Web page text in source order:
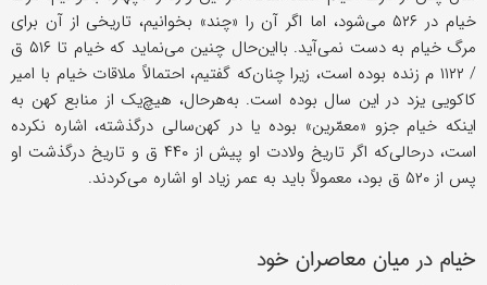
خیام در ۵۲۶ می‌شود، اما اگر آن را «چند» بخوانیم، تاریخی از آن برای
مرگ خیام به دست نمی‌آید. بااین‌حال چنین می‌نماید که خیام تا ۵۱۶ ق
/ ۱۱۲۲ م زنده بوده است، زیرا چنان‌که گفتیم، احتمالاً ملاقات خیام با امیر
کاکویی یزد در این سال بوده است. به‌هرحال، هیچ‌یک از منابع کهن به
اینکه خیام جزو «معمّرین» بوده یا در کهن‌سالی درگذشته، اشاره نکرده
است، درحالی‌که اگر تاریخ ولادت او پیش از ۴۴۰ ق و تاریخ درگذشت او
پس از ۵۲۰ ق بود، معمولاً باید به عمر زیاد او اشاره می‌کردند.
خیام در میان معاصران خود